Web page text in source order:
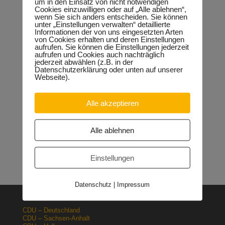
zuversichtlich, “langfristig kann nur der Bau einer
Ortsumfahrung für die notwendige Entlastung sorgen“.
Neueste Beiträge
Sondervermögen für die Europachaussee richtige
Entscheidung! 30.04.2026
26.03.2026
Orgacid-Altlasten: Bund und Land mit in der Verantwortung
15.02.2026
Halle: Sondervermögen Infrastruktur für die Europachaussee
Lehrpläne: Grundsteine für spätere Ausbildung werden in der
Grundschule gelegt
CDU – Deutschland
CDU – Sachsen-Anhalt
Cookies einzuwilligen oder auf „Alle ablehnen“,
wenn Sie sich anders entscheiden. Sie können
unter „Einstellungen verwalten“ detaillierte
Informationen der von uns eingesetzten Arten
von Cookies erhalten und deren Einstellungen
aufrufen. Sie können die Einstellungen jederzeit
aufrufen und Cookies auch nachträglich
jederzeit abwählen (z.B. in der
Datenschutzerklärung oder unten auf unserer
Webseite).
Alle akzeptieren
Alle ablehnen
Einstellungen
Datenschutz | Impressum